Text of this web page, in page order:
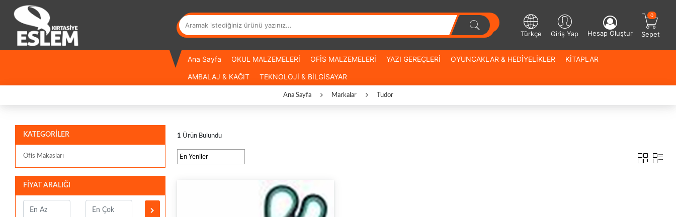
Sepet
0
Türkçe Giriş Yap Hesap Oluştur
Ana Sayfa OKUL MALZEMELERİ OFİS MALZEMELERİ YAZI GEREÇLERİ OYUNCAKLAR & HEDİYELİKLER KİTAPLAR
AMBALAJ & KAĞIT TEKNOLOJİ & BİLGİSAYAR
Ana Sayfa Markalar Tudor
KATEGORİLER
Ofis Makasları
FİYAT ARALIĞI
1 Ürün Bulundu